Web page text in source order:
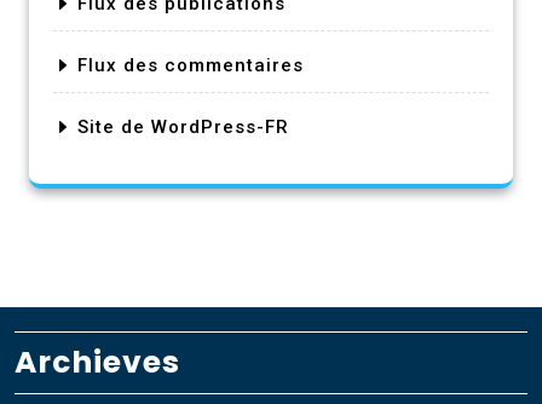
Flux des commentaires
Site de WordPress-FR
Archieves